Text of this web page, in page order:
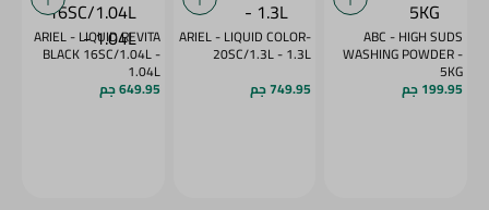
ABC - HIGH SUDS
WASHING POWDER -
5KG
199.95 جم
ARIEL - LIQUID COLOR-
20SC/1.3L - 1.3L
749.95 جم
ARIEL - LIQUID REVITA
BLACK 16SC/1.04L -
1.04L
649.95 جم